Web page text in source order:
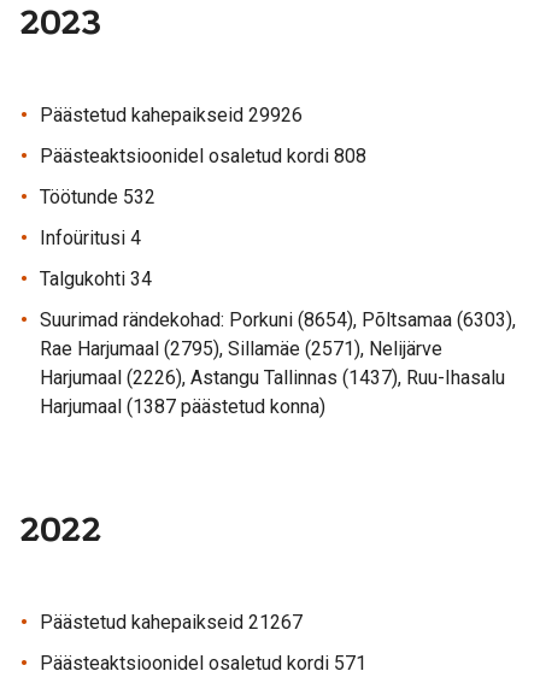
2023
Päästetud kahepaikseid 29926
Päästeaktsioonidel osaletud kordi 808
Töötunde 532
Infoüritusi 4
Talgukohti 34
Suurimad rändekohad: Porkuni (8654), Põltsamaa (6303),
Rae Harjumaal (2795), Sillamäe (2571), Nelijärve
Harjumaal (2226), Astangu Tallinnas (1437), Ruu-Ihasalu
Harjumaal (1387 päästetud konna)
2022
Päästetud kahepaikseid 21267
Päästeaktsioonidel osaletud kordi 571